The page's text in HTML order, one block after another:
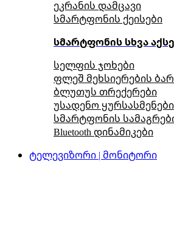
ეკრანის დამცავი
სმარტფონის ქეისები
სმარტფონის სხვა
სელფის ჯოხები
ფლეშ მეხსიერების
ბლუთუს თრექერები
უსადენო ყურსასმენები
სმარტფონის
Bluetooth დინამიკები
ტელევიზორი | მონიტორი